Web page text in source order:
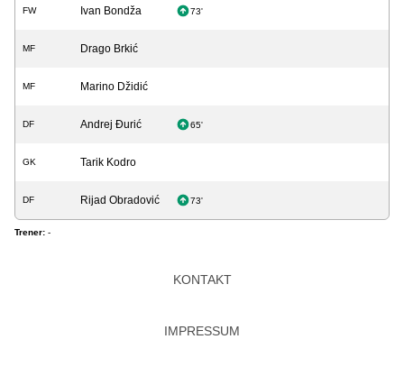
FW Ivan Bondža 73'
MF Drago Brkić
MF Marino Džidić
DF Andrej Đurić 65'
GK Tarik Kodro
DF Rijad Obradović 73'
Trener: -
KONTAKT
IMPRESSUM